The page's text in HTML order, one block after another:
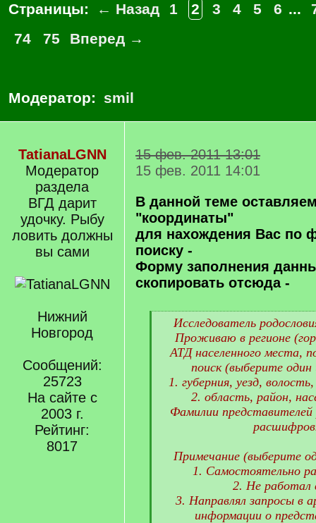
Страницы: ← Назад 1 2 3 4 5 6 ...
74
75 Вперед →
Модератор: smil
TatianaLGNN
Модератор
раздела
ВГД дарит
удочку. Рыбу
ловить должны
вы сами
Нижний
Новгород
Сообщений:
25723
На сайте с
2003 г.
Рейтинг:
8017
15 фев. 2011 13:01
15 фев. 2011 14:01
В данной теме
"координаты"
для нахождения Вас по
поиску -
Форму заполнения
скопировать отсюда -
Исследователь
Проживаю в регионе
АТД населенного места,
поиск (выберите
1. губерния, уезд,
2. область, район,
Фамилии представителей
Примечание (выберите
1. Самостоятельно
2. Не работал
3. Направлял запросы в
информации о